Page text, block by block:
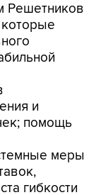
Решетников
и
помощь
меры
гибкости